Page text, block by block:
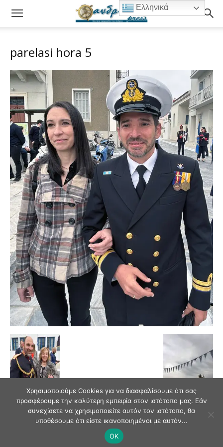
parelasi hora 5
© Andriaki Press 2025
Ελληνικά
Χρησιμοποιούμε Cookies για να διασφαλίσουμε ότι σας
προσφέρουμε την καλύτερη εμπειρία στον ιστότοπο μας. Εάν
συνεχίσετε να χρησιμοποιείτε αυτόν τον ιστότοπο, θα
υποθέσουμε ότι είστε ικανοποιημένοι με αυτόν...
OK